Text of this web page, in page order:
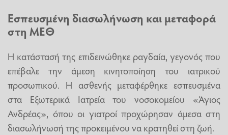
Εσπευσμένη διασωλήνωση και μεταφορά
στη ΜΕΘ
Η κατάστασή της επιδεινώθηκε ραγδαία, γεγονός που
επέβαλε την άμεση κινητοποίηση του ιατρικού
προσωπικού. Η ασθενής μεταφέρθηκε εσπευσμένα
στα Εξωτερικά Ιατρεία του νοσοκομείου «Άγιος
Ανδρέας», όπου οι γιατροί προχώρησαν άμεσα στη
διασωλήνωσή της προκειμένου να κρατηθεί στη ζωή.